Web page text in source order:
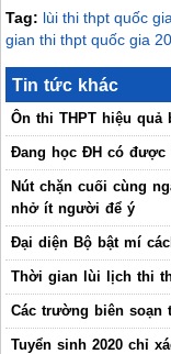
Tag: lùi thi thpt quốc gia
gian thi thpt quốc gia
Tin tức khác
Ôn thi THPT hiệu
Đang học ĐH có được
Nút chặn cuối cùng
nhở ít người để ý
Đại diện Bộ bật mí
Thời gian lùi lịch thi
Các trường biên soạn
Tuyển sinh 2020 chỉ